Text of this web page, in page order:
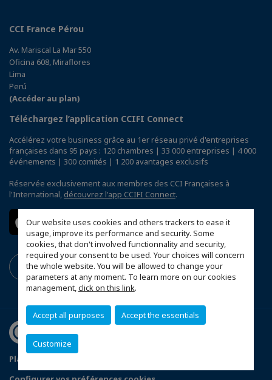
Our website uses cookies and others trackers to ease it
usage, improve its performance and security. Some
cookies, that don't involved functionnality and security,
required your consent to be used. Your choices will concern
the whole website. You will be allowed to change your
parameters at any moment. To learn more on our cookies
management,click on this link.
Accept all purposes Accept the essentials
Customize
CCI France Pérou
Av. Mariscal La Mar 550
Oficina 608, Miraflores
Lima
Perú
(Accéder au plan)
Téléchargez l’application CCIFI Connect
Accélérez votre business grâce au 1er réseau privé d'entreprises
françaises dans 95 pays : 120 chambres | 33 000 entreprises | 4 000
événements | 300 comités | 1 200 avantages exclusifs
Réservée exclusivement aux membres des CCI Françaises à
l'International, découvrez l'app CCIFI Connect.
Plan du site